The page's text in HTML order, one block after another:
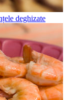
deghizate